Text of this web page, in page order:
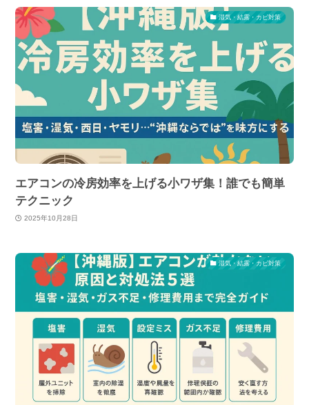
湿気・結露・カビ対策
エアコンの冷房効率を上げる小ワザ集！誰でも簡単
テクニック
2025年10月28日
湿気・結露・カビ対策